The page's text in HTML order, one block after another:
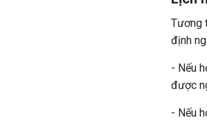
Tương
định
- Nếu
được
- Nếu